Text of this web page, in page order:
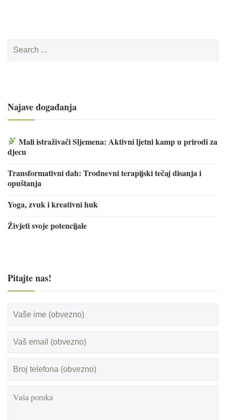
for:
Najave događanja
Mali istraživači Sljemena: Aktivni ljetni kamp u prirodi za
djecu
Transformativni dah: Trodnevni terapijski tečaj disanja i
opuštanja
Yoga, zvuk i kreativni huk
Živjeti svoje potencijale
Pitajte nas!